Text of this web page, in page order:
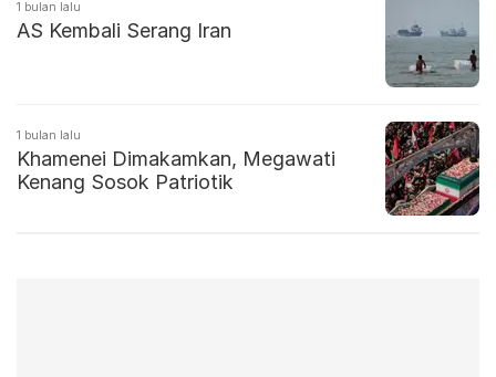
1 bulan lalu
AS Kembali Serang Iran
1 bulan lalu
Khamenei Dimakamkan, Megawati
Kenang Sosok Patriotik